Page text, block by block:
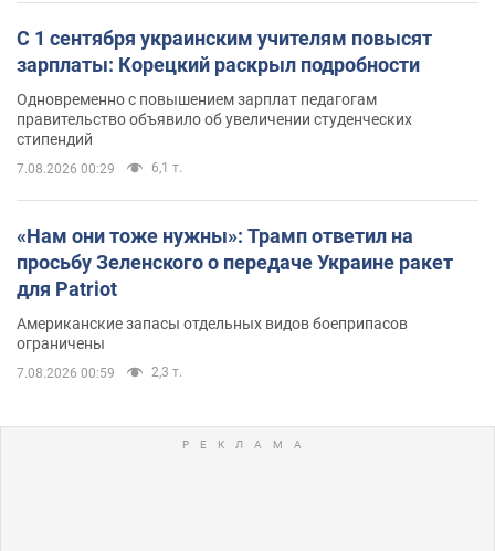
С 1 сентября украинским учителям повысят
зарплаты: Корецкий раскрыл подробности
Одновременно с повышением зарплат педагогам
правительство объявило об увеличении студенческих
стипендий
7.08.2026 00:29 6,1 т.
«Нам они тоже нужны»: Трамп ответил на
просьбу Зеленского о передаче Украине ракет
для Patriot
Американские запасы отдельных видов боеприпасов
ограничены
7.08.2026 00:59 2,3 т.